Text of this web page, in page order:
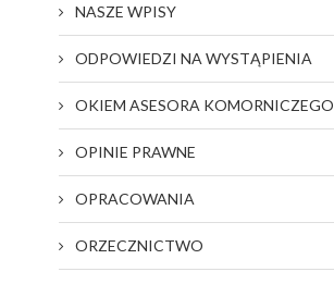
NASZE WPISY
ODPOWIEDZI NA WYSTĄPIENIA
OKIEM ASESORA KOMORNICZEGO
OPINIE PRAWNE
OPRACOWANIA
ORZECZNICTWO